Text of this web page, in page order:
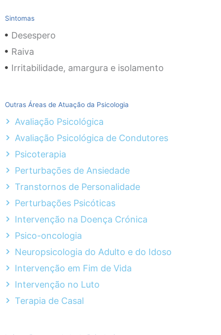
Sintomas
Desespero
Raiva
Irritabilidade, amargura e isolamento
Outras Áreas de Atuação da Psicologia
Avaliação Psicológica
Avaliação Psicológica de Condutores
Psicoterapia
Perturbações de Ansiedade
Transtornos de Personalidade
Perturbações Psicóticas
Intervenção na Doença Crónica
Psico-oncologia
Neuropsicologia do Adulto e do Idoso
Intervenção em Fim de Vida
Intervenção no Luto
Terapia de Casal